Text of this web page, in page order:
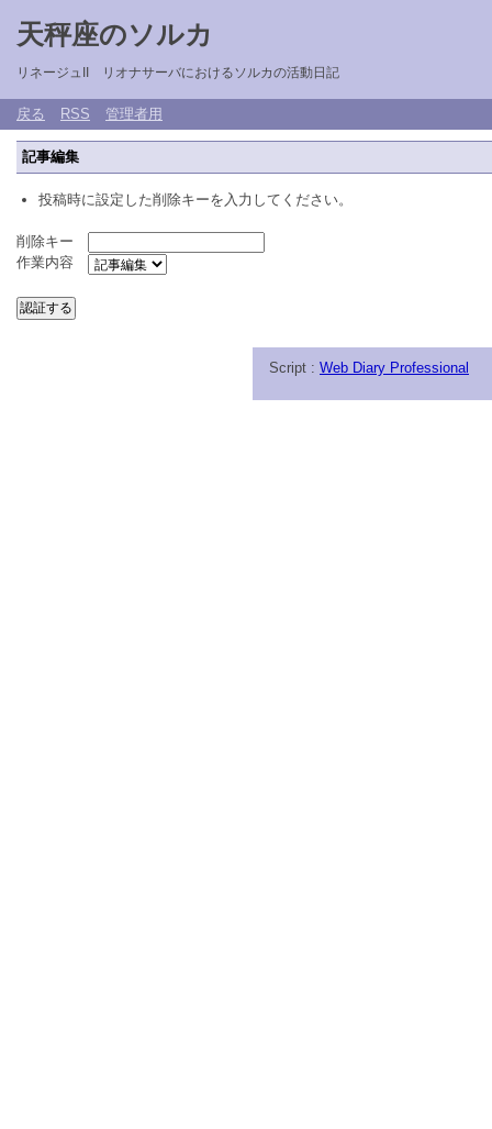
天秤座のソルカ
リネージュII リオナサーバにおけるソルカの活動日記
戻る RSS 管理者用
記事編集
投稿時に設定した削除キーを入力してください。
削除キー
作業内容
Script : Web Diary Professional